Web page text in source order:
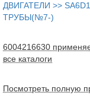
ДВИГАТЕЛИ >>
ТРУБЫ(№7-)
6004216630
все каталоги
Посмотреть полную